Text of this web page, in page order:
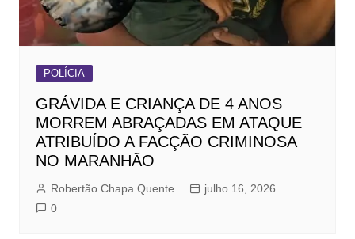
POLÍCIA
GRÁVIDA E CRIANÇA DE 4 ANOS
MORREM ABRAÇADAS EM ATAQUE
ATRIBUÍDO A FACÇÃO CRIMINOSA
NO MARANHÃO
Robertão Chapa Quente
julho 16, 2026
0